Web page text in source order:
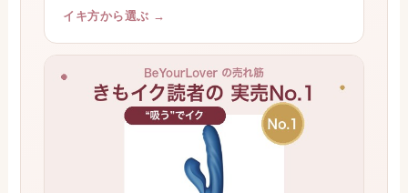
イキ方から選ぶ →